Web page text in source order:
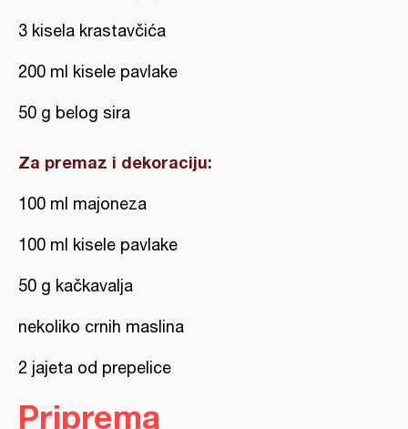
3 kisela krastavčića
200 ml kisele pavlake
50 g belog sira
Za premaz i dekoraciju:
100 ml majoneza
100 ml kisele pavlake
50 g kačkavalja
nekoliko crnih maslina
2 jajeta od prepelice
Priprema